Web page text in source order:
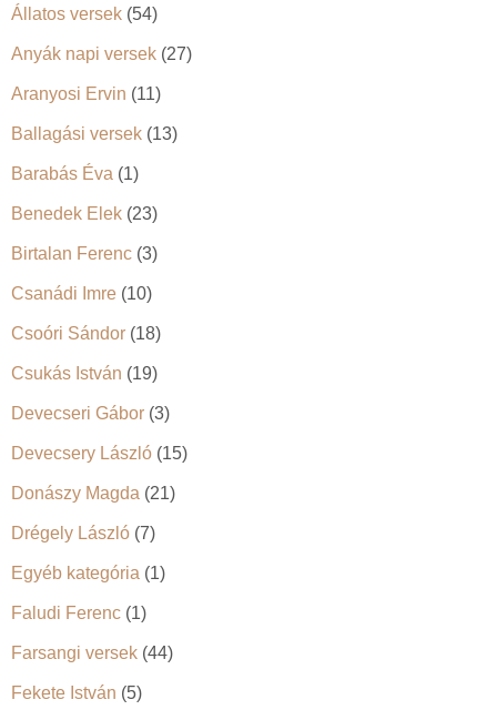
Állatos versek (54)
Anyák napi versek (27)
Aranyosi Ervin (11)
Ballagási versek (13)
Barabás Éva (1)
Benedek Elek (23)
Birtalan Ferenc (3)
Csanádi Imre (10)
Csoóri Sándor (18)
Csukás István (19)
Devecseri Gábor (3)
Devecsery László (15)
Donászy Magda (21)
Drégely László (7)
Egyéb kategória (1)
Faludi Ferenc (1)
Farsangi versek (44)
Fekete István (5)